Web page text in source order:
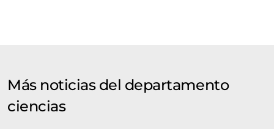
Más noticias del departamento
ciencias